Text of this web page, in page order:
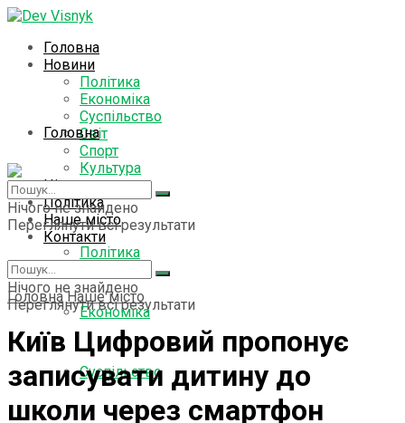
Головна
Новини
Політика
Економіка
Суспільство
Світ
Спорт
Культура
Цікаво знати
Політика
Наше місто
Контакти
Нічого не знайдено
Переглянути всі результати
Головна
Новини
Політика
Економіка
Суспільство
Нічого не знайдено
Переглянути всі результати
Головна Наше місто
Київ Цифровий пропонує
записувати дитину до
школи через смартфон